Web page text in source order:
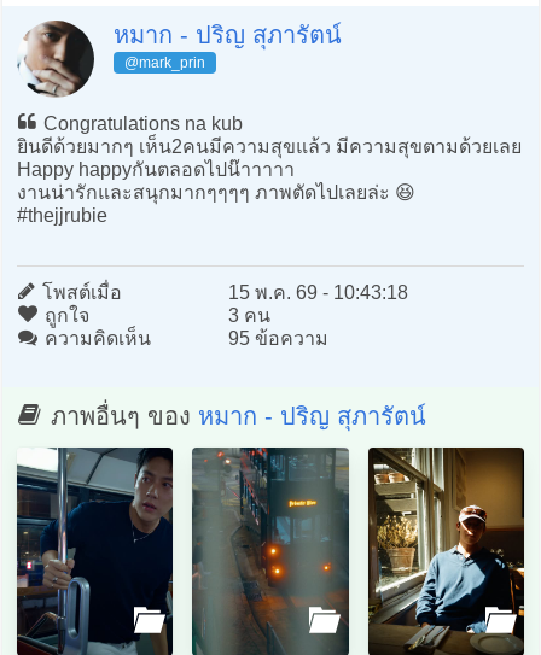
หมาก - ปริญ สุภารัตน์
@mark_prin
Congratulations na kub
ยินดีด้วยมากๆ เห็น2คนมีความสุขแล้ว มีความสุขตามด้วยเลย
Happy happyกันตลอดไปน๊าาาาา
งานน่ารักและสนุกมากๆๆๆๆ ภาพตัดไปเลยล่ะ 😆
#thejjrubie
โพสต์เมื่อ
15 พ.ค. 69 - 10:43:18
ถูกใจ
3 คน
ความคิดเห็น
95 ข้อความ
ภาพอื่นๆ ของ หมาก - ปริญ สุภารัตน์